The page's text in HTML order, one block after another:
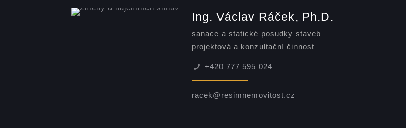
Ing. Václav Ráček, Ph.D.
sanace a statické posudky staveb
projektová a konzultační činnost
+420 777 595 024
racek@resimnemovitost.cz